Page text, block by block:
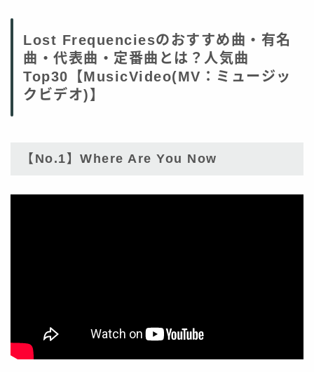
Lost Frequenciesのおすすめ曲・有名
曲・代表曲・定番曲とは？人気曲
Top30【MusicVideo(MV：ミュージッ
クビデオ)】
【No.1】Where Are You Now